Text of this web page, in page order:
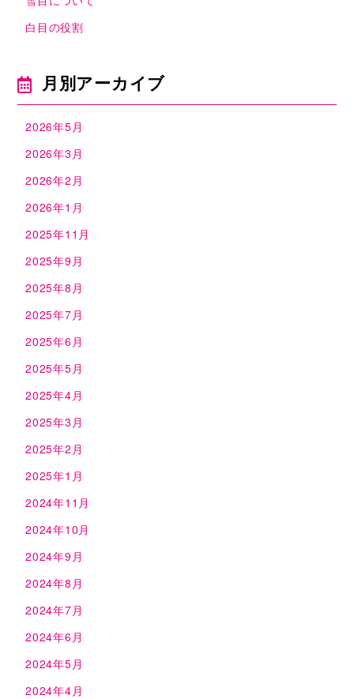
白目の役割
月別アーカイブ
2026年5月
2026年3月
2026年2月
2026年1月
2025年11月
2025年9月
2025年8月
2025年7月
2025年6月
2025年5月
2025年4月
2025年3月
2025年2月
2025年1月
2024年11月
2024年10月
2024年9月
2024年8月
2024年7月
2024年6月
2024年5月
2024年4月